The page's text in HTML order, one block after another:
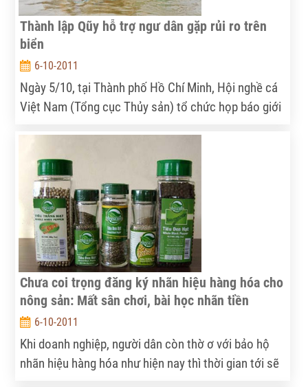
Thành lập Qũy hỗ trợ ngư dân gặp rủi ro trên
biển
6-10-2011
Ngày 5/10, tại Thành phố Hồ Chí Minh, Hội nghề cá
Việt Nam (Tổng cục Thủy sản) tổ chức họp báo giới
thác thủy sản trên biển, các con tàu làm dịch vụ hậu
cần trên vùng biển Trường Sa, Hoàng Sa gặp rủi ro
thiệt hại do thiên tai, do tàu thuyền nước ngoài bắt
giữ, cướp phá tài sản.
Chưa coi trọng đăng ký nhãn hiệu hàng hóa cho
nông sản: Mất sân chơi, bài học nhãn tiền
6-10-2011
Khi doanh nghiệp, người dân còn thờ ơ với bảo hộ
nhãn hiệu hàng hóa như hiện nay thì thời gian tới sẽ